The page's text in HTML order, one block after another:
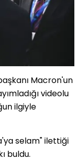
Macron'un
videolu
ilgiyle
selam" ilettiği
buldu.